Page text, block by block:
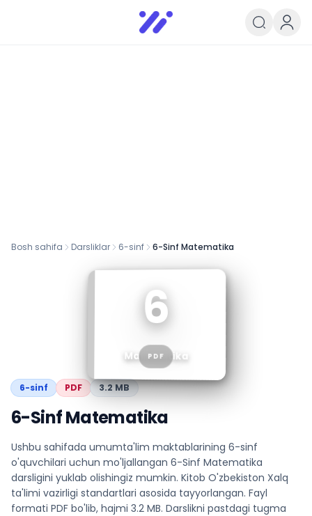
Infoedu
Ta&#039;lim xabarlari va
Bosh sahifa Darsliklar 6-sinf 6-Sinf Matematika
6
Matematika
PDF
6-sinf PDF 3.2 MB
6-Sinf Matematika
Ushbu sahifada umumta'lim maktablarining 6-sinf
o'quvchilari uchun mo'ljallangan 6-Sinf Matematika
darsligini yuklab olishingiz mumkin. Kitob O'zbekiston Xalq
ta'limi vazirligi standartlari asosida tayyorlangan. Fayl
formati PDF bo'lib, hajmi 3.2 MB. Darslikni pastdagi tugma